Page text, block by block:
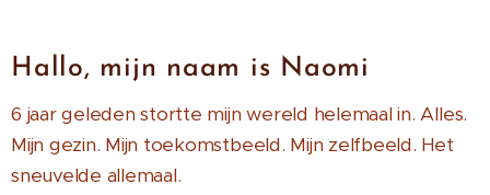
Hallo, mijn naam is Naomi
6 jaar geleden stortte mijn wereld helemaal in. Alles.
Mijn gezin. Mijn toekomstbeeld. Mijn zelfbeeld. Het
sneuvelde allemaal.